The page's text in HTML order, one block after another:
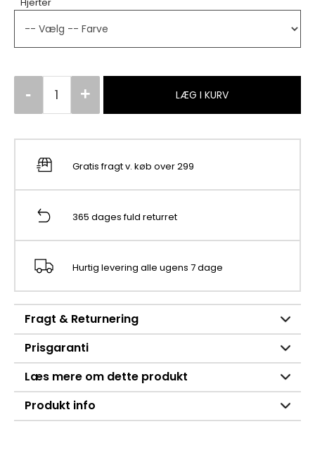
LÆG I KURV
Gratis fragt v. køb over 299
365 dages fuld returret
Hurtig levering alle ugens 7 dage
Fragt & Returnering
Prisgaranti
Læs mere om dette produkt
Produkt info